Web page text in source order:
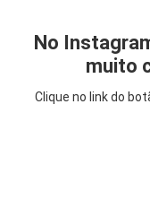
No
muito
Clique no link do